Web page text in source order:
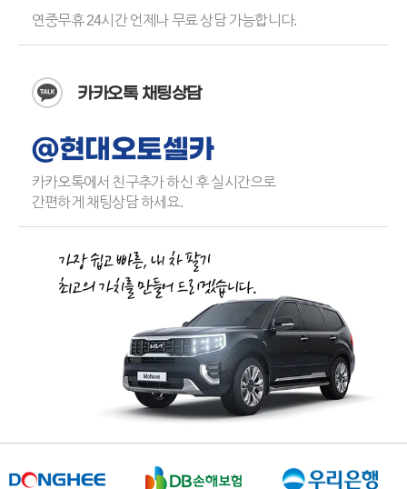
연중무휴 24시간 언제나 무료 상담 가능합니다.
카카오톡 채팅상담
@현대오토셀카
카카오톡에서 친구추가 하신 후 실시간으로
간편하게 채팅상담 하세요.